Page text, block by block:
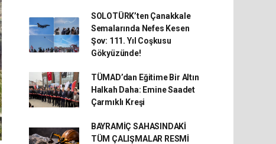
SOLOTÜRK’ten Çanakkale
Semalarında Nefes Kesen
Şov: 111. Yıl Coşkusu
Gökyüzünde!
TÜMAD’dan Eğitime Bir Altın
Halkah Daha: Emine Saadet
Çarmıklı Kreşi
BAYRAMİÇ SAHASINDAKİ
TÜM ÇALIŞMALAR RESMİ